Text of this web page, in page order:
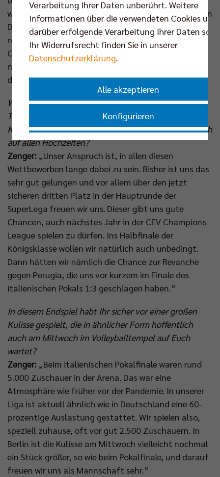
wird und auch immer noch ist. Das hat jeder im ersten
Durchgang gesehen, als wir gegen Ende zum Glück
noch wichtige Breaks erzielen konnten. Die
Chancenverteilung vor diesem Rückspiel kann ich
nicht in Zahlen ausdrücken, aber unsere Position ist
definitiv stark.“
Welchen Stellenwert hat die Champions League für
Trentino, schließlich tanzt Ihr in dieser Saison von
Klub-WM bis Meisterschaftskampf in Italien erfolgreich
auf allen Hochzeiten?
Zenger: „Unser Anspruch ist, in allen diesen
Wettbewerben lange dabei zu sein. Bisher ist uns das
sehr gut gelungen und vor allem über den jetzt
sicheren dritten Platz in der Hauptrunde der
SuperLega freuen wir uns. Dieser gibt uns gute
Chancen, auch nächstes Jahr in der CEV Champions
League spielen zu dürfen. Ins Halbfinale der
Königsklasse wollen wir natürlich auch unbedingt.
Dann hätten wir nämlich die Chance zur Revanche
gegen Perugia, die uns vor kurzem im Finale des
italienischen Pokals 1:3 geschlagen haben.“
In diesem Endspiel habt Ihr sicher vor einer großen
Kulisse gespielt, die in ähnlicher Form hoffentlich
auch am Mittwoch im Volleyballtempel auf Euch
wartet?
Zenger: „Beim italienischen Pokalfinale waren rund
5.000 Zuschauer in der Arena. Das war eine
Atmosphäre wie früher vor der Pandemie. In unserer
Liga ist aktuell ähnlich wie in Deutschland eine 60-
prozentige Auslastung gestattet. Wir spielen also,
speziell zuhause, oft vor gut 2.500 Zuschauern. In
Berlin ist die Kulisse am Mittwoch vielleicht nochmal
ein Stück größer, so wie beim Pokalfinale, und darauf
freuen wir uns als Mannschaft sehr.“
Verarbeitung Ihrer Daten unberührt. Weitere
Informationen über die verwendeten Cookies und
darüber erfolgende Verarbeitung Ihrer Daten
Ihr Widerrufsrecht finden Sie in unserer
Datenschutzerklärung.
Alle akzeptieren
Konfigurieren
Nur essenzielle Cookies akzeptieren
Impressum|Datenschutzerklärung